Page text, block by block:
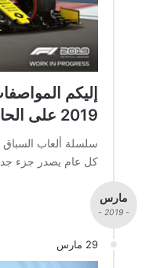
2019 على الحاسب الشخصي..
كل عام يصدر جزء
مارس
- 2019 -
29 مارس